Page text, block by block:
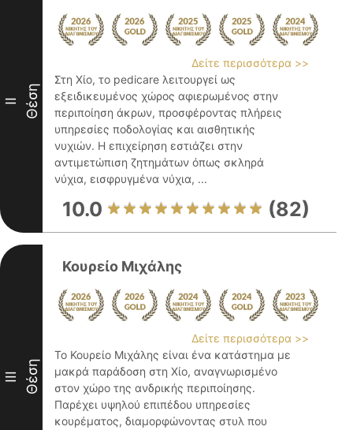
II Θέση
Δείτε περισσότερα >>
Στη Χίο, το pedicare λειτουργεί ως
εξειδικευμένος χώρος αφιερωμένος στην
περιποίηση άκρων, προσφέροντας πλήρεις
υπηρεσίες ποδολογίας και αισθητικής
νυχιών. Η επιχείρηση εστιάζει στην
αντιμετώπιση ζητημάτων όπως σκληρά
νύχια, εισφρυγμένα νύχια, ...
10.0 (82)
III Θέση
Κουρείο Μιχάλης
Δείτε περισσότερα >>
Το Κουρείο Μιχάλης είναι ένα κατάστημα με
μακρά παράδοση στη Χίο, αναγνωρισμένο
στον χώρο της ανδρικής περιποίησης.
Παρέχει υψηλού επιπέδου υπηρεσίες
κουρέματος, διαμορφώνοντας στυλ που